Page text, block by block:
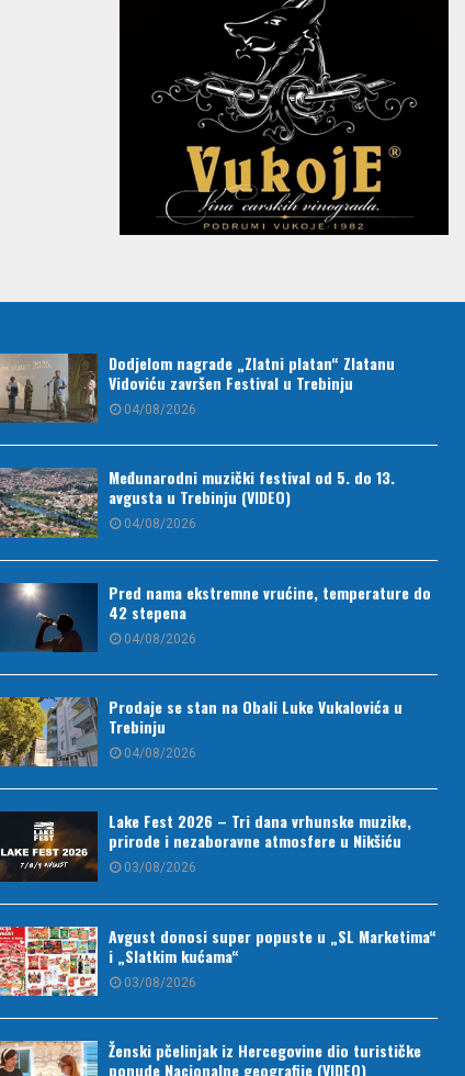
Dodjelom nagrade „Zlatni platan“ Zlatanu
Vidoviću završen Festival u Trebinju
04/08/2026
Međunarodni muzički festival od 5. do 13.
avgusta u Trebinju (VIDEO)
04/08/2026
Pred nama ekstremne vrućine, temperature do
42 stepena
04/08/2026
Prodaje se stan na Obali Luke Vukalovića u
Trebinju
04/08/2026
Lake Fest 2026 – Tri dana vrhunske muzike,
prirode i nezaboravne atmosfere u Nikšiću
03/08/2026
Avgust donosi super popuste u „SL Marketima“
i „Slatkim kućama“
03/08/2026
Ženski pčelinjak iz Hercegovine dio turističke
ponude Nacionalne geografije (VIDEO)